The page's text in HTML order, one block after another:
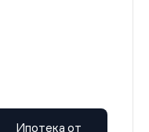
Ипотека от